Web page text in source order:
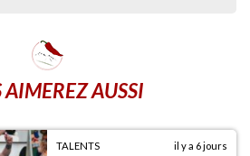
AIMEREZ AUSSI
TALENTS il y a 6 jours